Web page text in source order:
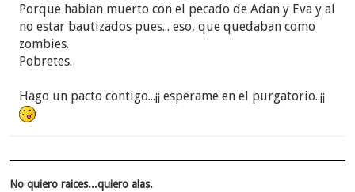
Porque habian muerto con el pecado de Adan y Eva y al
no estar bautizados pues... eso, que quedaban como
zombies.
Pobretes.
Hago un pacto contigo...¡¡ esperame en el purgatorio..¡¡
No quiero raices...quiero alas.